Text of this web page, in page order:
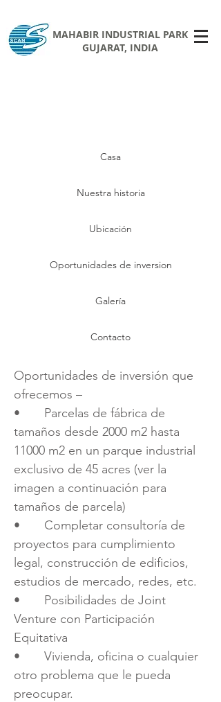
MAHABIR INDUSTRIAL PARK
GUJARAT, INDIA
Oportunidades de inversión que
ofrecemos –
• Parcelas de fábrica de
tamaños desde 2000 m2 hasta
11000 m2 en un parque industrial
exclusivo de 45 acres (ver la
imagen a continuación para
tamaños de parcela)
• Completar consultoría de
proyectos para cumplimiento
legal, construcción de edificios,
estudios de mercado, redes, etc.
• Posibilidades de Joint
Venture con Participación
Equitativa
• Vivienda, oficina o cualquier
otro problema que le pueda
preocupar.
Casa
Nuestra historia
Ubicación
Oportunidades de inversion
Galería
Contacto